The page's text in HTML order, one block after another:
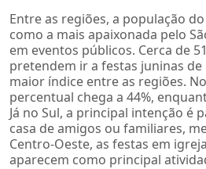
Entre as regiões, a população
como a mais apaixonada pelo
em eventos públicos. Cerca de
pretendem ir a festas juninas
maior índice entre as regiões.
percentual chega a 44%,
Já no Sul, a principal intenção é
casa de amigos ou familiares,
Centro-Oeste, as festas em
aparecem como principal